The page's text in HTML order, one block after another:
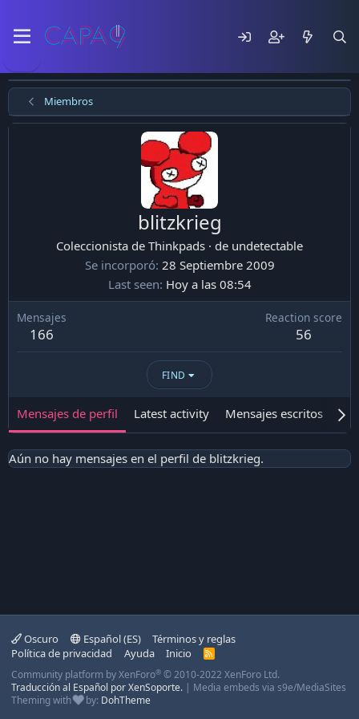
Miembros
blitzkrieg
Coleccionista de Thinkpads · de undetectable
Se incorporó 28 Septiembre 2009
Last seen Hoy a las 08:54
Mensajes
166
Reaction score
56
FIND
Mensajes de perfil Latest activity Mensajes escritos
Aún no hay mensajes en el perfil de blitzkrieg.
Oscuro Español (ES)
Términos y reglas
Política de privacidad
Ayuda Inicio
R
S
Community platform by XenForo® © 2010-2022 XenForo Ltd.
Traducción al Español por XenSoporte. | Media embeds via s9e/MediaSites
Theming with
by: DohTheme